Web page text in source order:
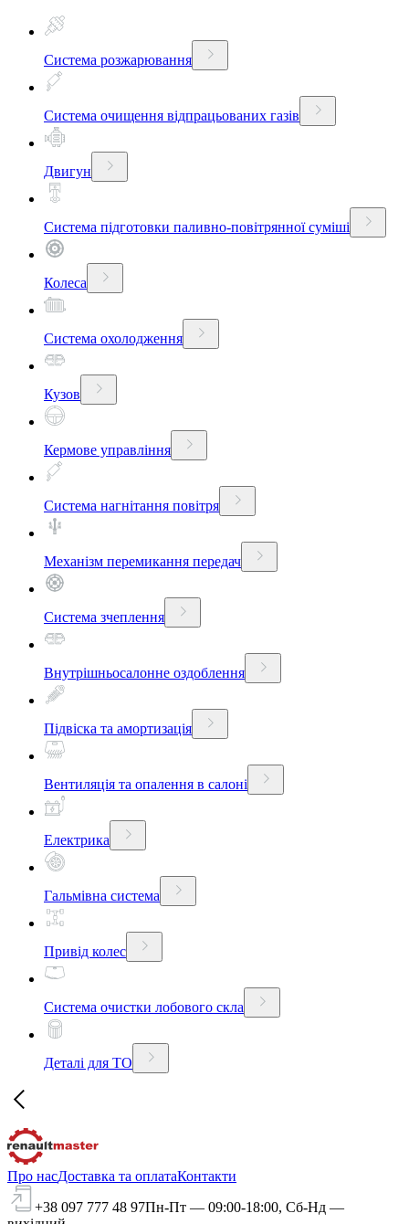
Система розжарювання
Система очищення відпрацьованих газів
Двигун
Система підготовки паливно-повітрянної суміші
Колеса
Система охолодження
Кузов
Кермове управління
Система нагнітання повітря
Механізм перемикання передач
Система зчеплення
Внутрішньосалонне оздоблення
Підвіска та амортизація
Вентиляція та опалення в салоні
Електрика
Гальмівна система
Привід колес
Система очистки лобового скла
Деталі для ТО
Про насДоставка та оплатаКонтакти
+38 097 777 48 97Пн-Пт — 09:00-18:00, Сб-Нд —